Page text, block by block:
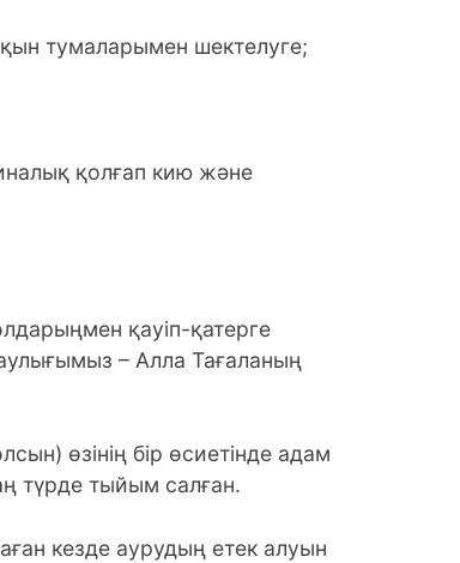
тумаларымен шектелуге;
қолғап кию және
қауіп-қатерге
– Алла Тағаланың
өзінің бір өсиетінде адам
түрде тыйым салған.
кезде аурудың етек алуын